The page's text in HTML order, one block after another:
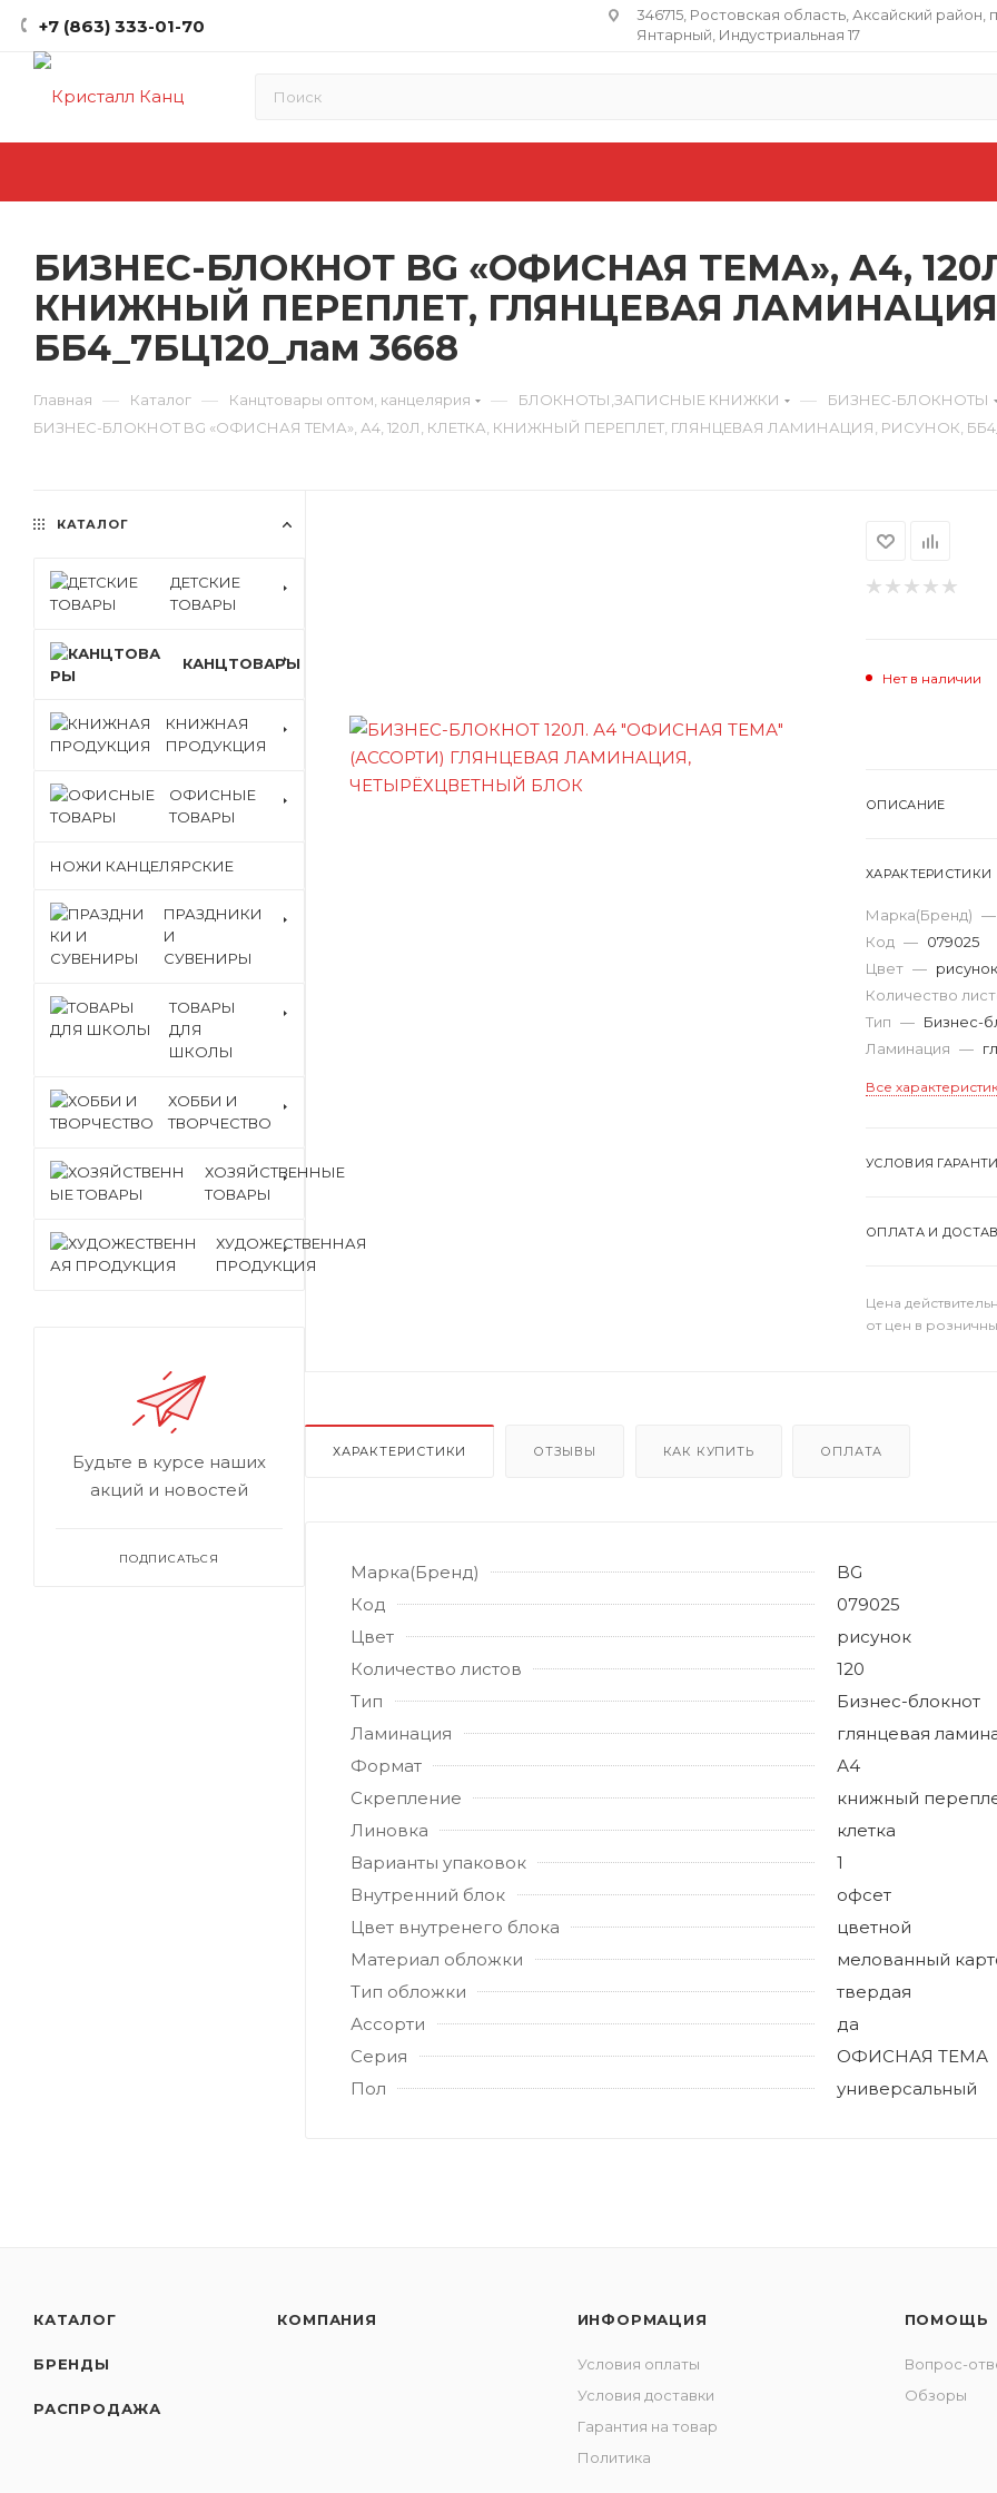
+7 (863) 333-01-70
346715, Ростовская область​, Аксайский район,
Янтарный, Индустриальная 17
БИЗНЕС-БЛОКНОТ BG «ОФИСНАЯ ТЕМА», А4,
КНИЖНЫЙ ПЕРЕПЛЕТ, ГЛЯНЦЕВАЯ
ББ4_7БЦ120_лам 3668
Главная — Каталог — Канцтовары оптом, канцелярия — БЛОКНОТЫ,ЗАПИСНЫЕ КНИЖКИ — БИЗНЕС-БЛОКНОТЫ
БИЗНЕС-БЛОКНОТ BG «ОФИСНАЯ ТЕМА», А4, 120Л, КЛЕТКА, КНИЖНЫЙ ПЕРЕПЛЕТ, ГЛЯНЦЕВАЯ ЛАМИНАЦИЯ, РИСУНОК,
Нет в наличии
ОПИСАНИЕ
ХАРАКТЕРИСТИКИ
Марка(Бренд) —
Код — 079025
Цвет — рисунок
Количество
Тип — Бизнес-
Ламинация —
Все
УСЛОВИЯ
ОПЛАТА И
Цена
от цен в
ХАРАКТЕРИСТИКИ ОТЗЫВЫ КАК КУПИТЬ ОПЛАТА
Марка(Бренд)
BG
Код
079025
Цвет
рисунок
Количество листов
120
Тип
Бизнес-блокнот
Ламинация
глянцевая
Формат
А4
Скрепление
книжный
Линовка
клетка
Варианты упаковок
1
Внутренний блок
офсет
Цвет внутренего блока
цветной
Материал обложки
мелованный
Тип обложки
твердая
Ассорти
да
Серия
ОФИСНАЯ ТЕМА
Пол
универсальный
КАТАЛОГ
ДЕТСКИЕ
ТОВАРЫ
КАНЦТОВАРЫ
КНИЖНАЯ
ПРОДУКЦИЯ
ОФИСНЫЕ
ТОВАРЫ
НОЖИ КАНЦЕЛЯРСКИЕ
ПРАЗДНИКИ
И
СУВЕНИРЫ
ТОВАРЫ
ДЛЯ
ШКОЛЫ
ХОББИ И
ТВОРЧЕСТВО
ХОЗЯЙСТВЕННЫЕ
ТОВАРЫ
ХУДОЖЕСТВЕННАЯ
ПРОДУКЦИЯ
Будьте в курсе наших
акций и новостей
ПОДПИСАТЬСЯ
КАТАЛОГ
БРЕНДЫ
РАСПРОДАЖА
КОМПАНИЯ ИНФОРМАЦИЯ
Условия оплаты
Условия доставки
Гарантия на товар
Политика
ПОМОЩЬ
Вопрос-
Обзоры